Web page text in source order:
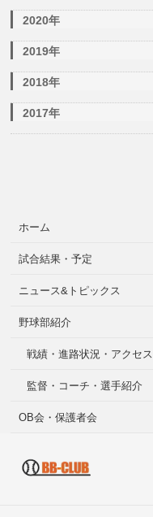
2020年
2019年
2018年
2017年
ホーム
試合結果・予定
ニュース&トピックス
野球部紹介
戦績・進路状況・アクセス
監督・コーチ・選手紹介
OB会・保護者会